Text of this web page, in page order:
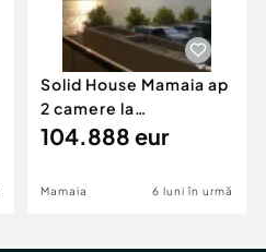
Solid House Mamaia ap
2 camere la
cheie,langa Mega
104.888 eur
Mamaia 6 luni în urmă